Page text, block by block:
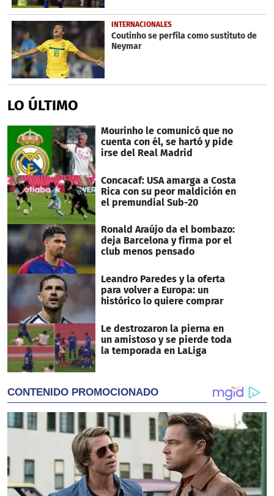
INTERNACIONALES
Coutinho se perfila como sustituto de
Neymar
LO ÚLTIMO
Mourinho le comunicó que no
cuenta con él, se hartó y pide
irse del Real Madrid
Concacaf: USA amarga a Costa
Rica con su peor maldición en
el premundial Sub-20
Ronald Araújo da el bombazo:
deja Barcelona y firma por el
club menos pensado
Leandro Paredes y la oferta
para volver a Europa: un
histórico lo quiere comprar
Le destrozaron la pierna en
un amistoso y se pierde toda
la temporada en LaLiga